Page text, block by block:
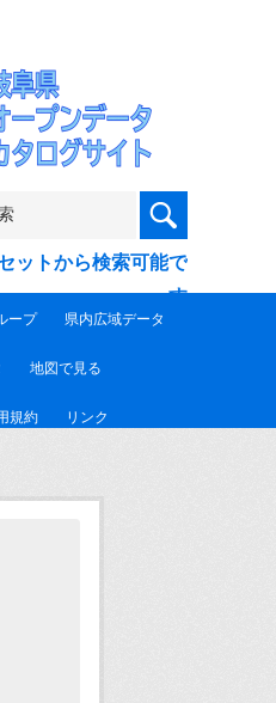
ットから検索可能で
す
ープ 県内広域データ
地図で見る
規約 リンク